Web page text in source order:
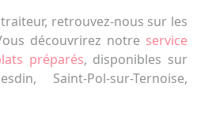
retrouvez-nous sur les
découvrirez notre service
préparés, disponibles sur
Saint-Pol-sur-Ternoise,